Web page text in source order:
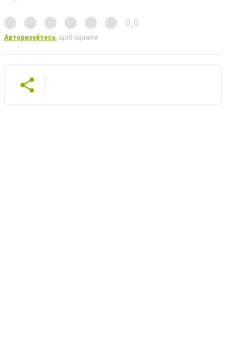
0,0
Авторизуйтесь, щоб оцінити